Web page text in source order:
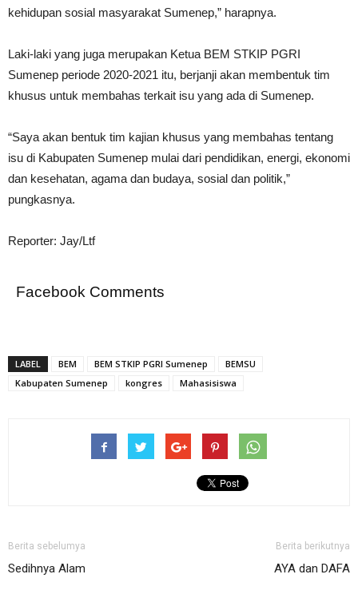
kehidupan sosial masyarakat Sumenep,” harapnya.
Laki-laki yang juga merupakan Ketua BEM STKIP PGRI
Sumenep periode 2020-2021 itu, berjanji akan membentuk tim
khusus untuk membahas terkait isu yang ada di Sumenep.
“Saya akan bentuk tim kajian khusus yang membahas tentang
isu di Kabupaten Sumenep mulai dari pendidikan, energi, ekonomi
dan kesehatan, agama dan budaya, sosial dan politik,”
pungkasnya.
Reporter: Jay/Ltf
Facebook Comments
LABEL BEM BEM STKIP PGRI Sumenep
BEMSU
Kabupaten Sumenep
kongres Mahasisiswa
Berita sebelumya
Sedihnya Alam
Berita berikutnya
AYA dan DAFA